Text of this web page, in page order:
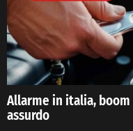
Allarme in italia,
assurdo